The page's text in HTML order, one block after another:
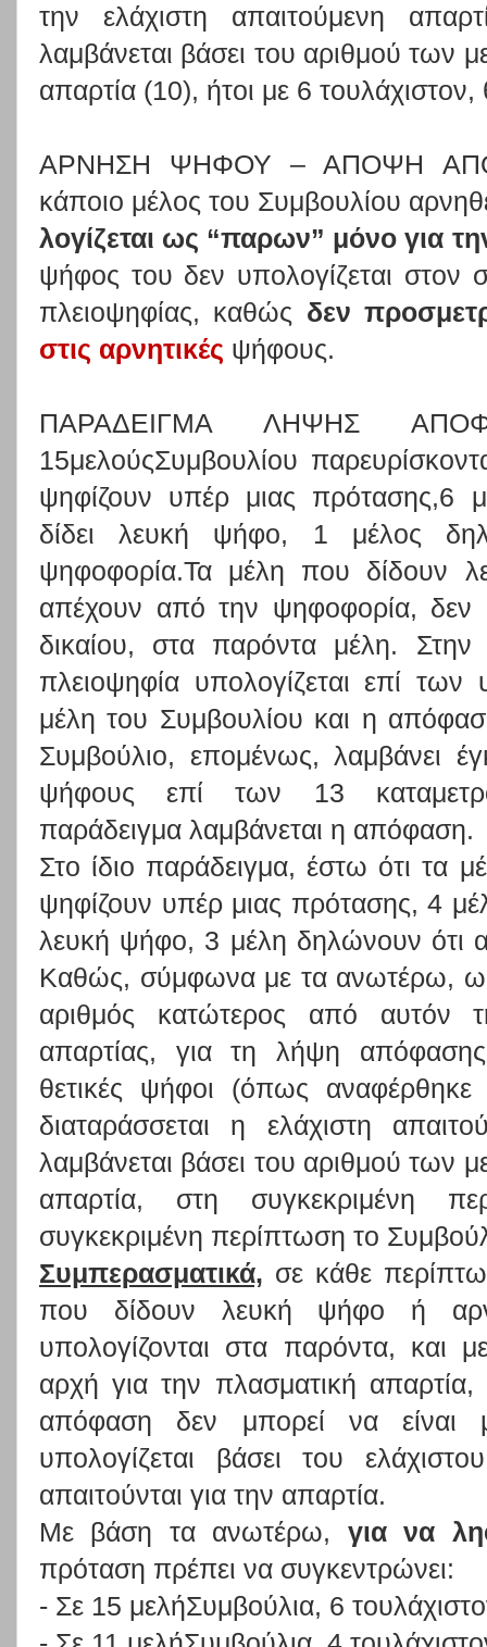
την ελάχιστη απαιτούμενη
λαμβάνεται βάσει του αριθμού των
απαρτία (10), ήτοι με 6
ΑΡΝΗΣΗ ΨΗΦΟΥ – ΑΠΟΨΗ
κάποιο μέλος του Συμβουλίου
λογίζεται ως “παρων” μόνο για
ψήφος του δεν υπολογίζεται στον
πλειοψηφίας, καθώς δεν
στις αρνητικές ψήφους.
ΠΑΡΑΔΕΙΓΜΑ ΛΗΨΗΣ
15μελούςΣυμβουλίου
ψηφίζουν υπέρ μιας πρότασης,6
δίδει λευκή ψήφο, 1 μέλος
ψηφοφορία.Τα μέλη που δίδουν
απέχουν από την ψηφοφορία, δεν
δικαίου, στα παρόντα μέλη.
πλειοψηφία υπολογίζεται επί
μέλη του Συμβουλίου και η
Συμβούλιο, επομένως, λαμβάνει
ψήφους επί των 13
παράδειγμα λαμβάνεται η απόφαση.
Στο ίδιο παράδειγμα, έστω ότι τα
ψηφίζουν υπέρ μιας πρότασης, 4
λευκή ψήφο, 3 μέλη δηλώνουν ότι
Καθώς, σύμφωνα με τα ανωτέρω, ως
αριθμός κατώτερος από αυτόν
απαρτίας, για τη λήψη απόφασης
θετικές ψήφοι (όπως
διαταράσσεται η ελάχιστη
λαμβάνεται βάσει του αριθμού των
απαρτία, στη συγκεκριμένη
συγκεκριμένη περίπτωση το
Συμπερασματικά, σε κάθε
που δίδουν λευκή ψήφο ή
υπολογίζονται στα παρόντα, και
αρχή για την πλασματική
απόφαση δεν μπορεί να είναι
υπολογίζεται βάσει του
απαιτούνται για την απαρτία.
Με βάση τα ανωτέρω, για να
πρόταση πρέπει να συγκεντρώνει:
- Σε 15 μελήΣυμβούλια, 6